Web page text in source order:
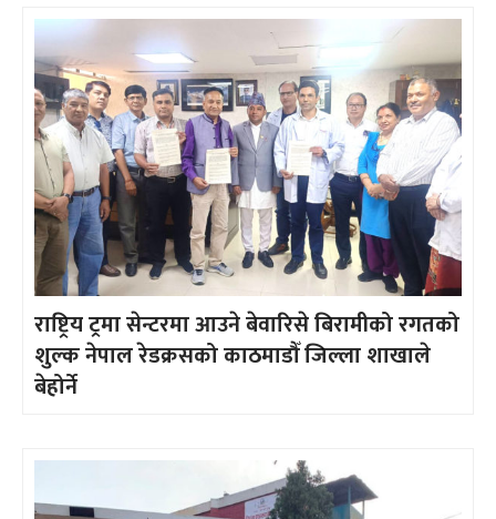
राष्ट्रिय ट्रमा सेन्टरमा आउने बेवारिसे बिरामीको रगतको
शुल्क नेपाल रेडक्रसको काठमाडौँ जिल्ला शाखाले
बेहोर्ने